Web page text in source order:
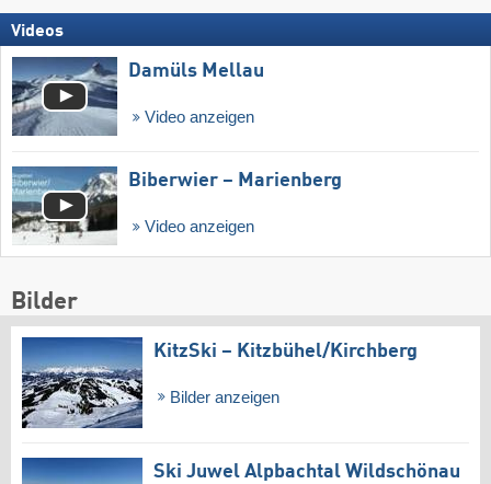
Videos
Damüls Mellau
Video anzeigen
Biberwier – Marienberg
Video anzeigen
Bilder
KitzSki – Kitzbühel/​Kirchberg
Bilder anzeigen
Ski Juwel Alpbachtal Wildschönau